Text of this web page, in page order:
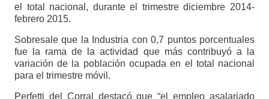
el total nacional, durante el trimestre diciembre 2014-
febrero 2015.
Sobresale que la Industria con 0,7 puntos porcentuales
fue la rama de la actividad que más contribuyó a la
variación de la población ocupada en el total nacional
para el trimestre móvil.
Perfetti del Corral destacó que “el empleo asalariado